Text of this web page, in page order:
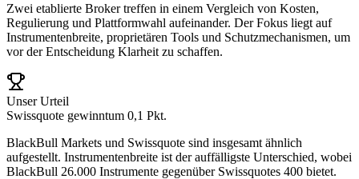
Zwei etablierte Broker treffen in einem Vergleich von Kosten,
Regulierung und Plattformwahl aufeinander. Der Fokus liegt auf
Instrumentenbreite, proprietären Tools und Schutzmechanismen, um
vor der Entscheidung Klarheit zu schaffen.
Unser Urteil
Swissquote gewinntum 0,1 Pkt.
BlackBull Markets und Swissquote sind insgesamt ähnlich
aufgestellt. Instrumentenbreite ist der auffälligste Unterschied, wobei
BlackBull 26.000 Instrumente gegenüber Swissquotes 400 bietet.